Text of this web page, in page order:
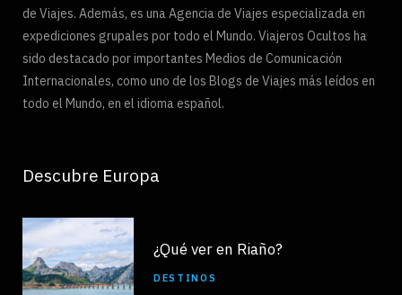
de Viajes. Además, es una Agencia de Viajes especializada en
expediciones grupales por todo el Mundo. Viajeros Ocultos ha
sido destacado por importantes Medios de Comunicación
Internacionales, como uno de los Blogs de Viajes más leídos en
todo el Mundo, en el idioma español.
Descubre Europa
¿Qué ver en Riaño?
DESTINOS